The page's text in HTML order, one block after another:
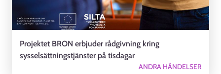
Projektet BRON erbjuder rådgivning kring
sysselsättningstjänster på tisdagar
ANDRA HÄNDELSER